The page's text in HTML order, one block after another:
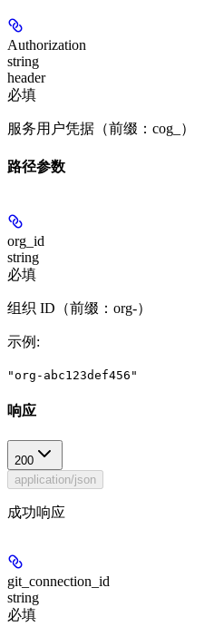
Authorization
string
header
必填
服务用户凭据（前缀：cog_）
路径参数
org_id
string
必填
组织 ID（前缀：org-）
示例 :
"org-abc123def456"
响应
200
application/json
成功响应
git_connection_id
string
必填